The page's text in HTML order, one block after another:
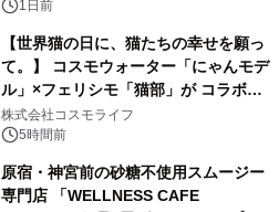
1日前
【世界猫の日に、猫たちの幸せを願っ
て。】 コスモウォーター「にゃんモデ
ル」×フェリシモ「猫部」が コラボキ
ャンペーンを実施
株式会社コスモライフ
5時間前
原宿・神宮前の砂糖不使用スムージー
専門店 「WELLNESS CAFE